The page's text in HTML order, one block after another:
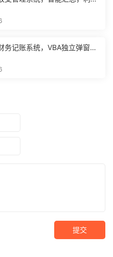
务记账系统，VBA独立弹窗，
提交